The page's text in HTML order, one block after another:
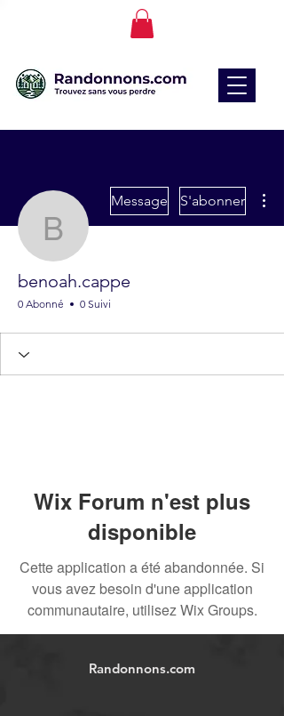
benoah.cappe
Message S'abonner
benoah.cappe
0 Abonné 0 Suivi
Wix Forum n'est plus
disponible
Cette application a été abandonnée. Si
vous avez besoin d'une application
communautaire, utilisez Wix Groups.
Randonnons.com